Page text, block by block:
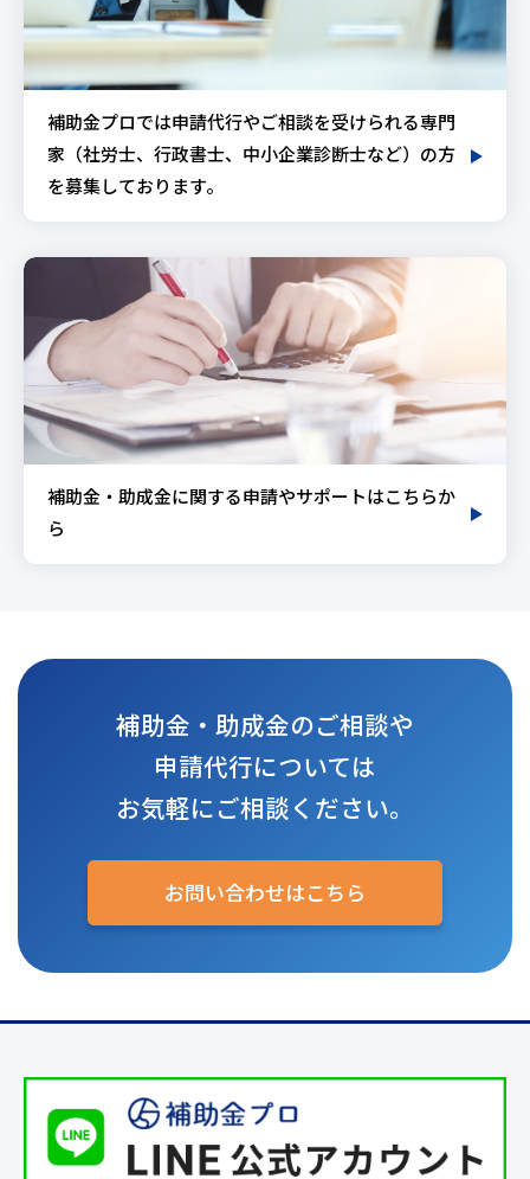
補助金プロでは申請代行やご相談を受けられる専門
家（社労士、行政書士、中小企業診断士など）の方
を募集しております。
補助金・助成金に関する申請やサポートはこちらか
ら
補助金・助成金のご相談や
申請代行については
お気軽にご相談ください。
お問い合わせはこちら